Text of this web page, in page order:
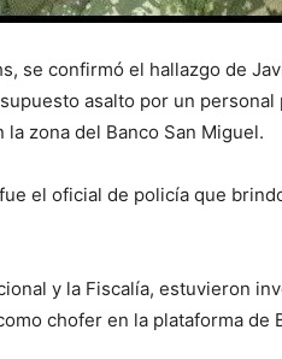
se confirmó el hallazgo de
asalto por un
zona del Banco San Miguel.
el oficial de policía que
y la Fiscalía, estuvieron
chofer en la plataforma de